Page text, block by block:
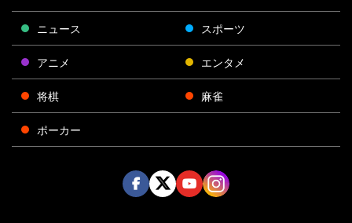
ニュース スポーツ
アニメ エンタメ
将棋 麻雀
ポーカー